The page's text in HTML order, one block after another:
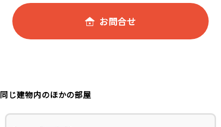
お問合せ
同じ建物内のほかの部屋